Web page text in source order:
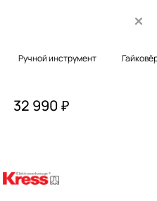
Ручной инструмент
32 990 ₽